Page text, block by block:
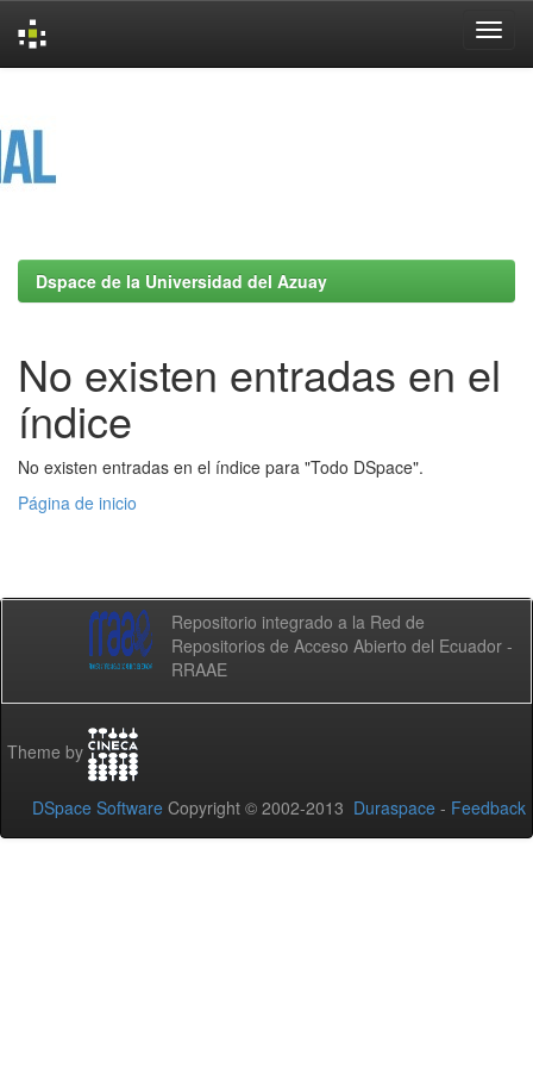
Dspace de la Universidad del Azuay
No existen entradas en el
índice
No existen entradas en el índice para "Todo DSpace".
Página de inicio
Repositorio integrado a la Red de
Repositorios de Acceso Abierto del Ecuador -
RRAAE
Theme by
DSpace Software Copyright © 2002-2013 Duraspace - Feedback